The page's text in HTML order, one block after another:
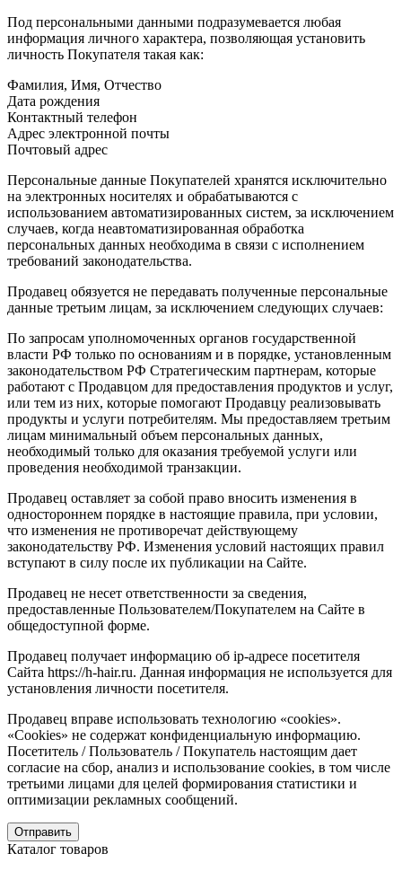
Под персональными данными подразумевается любая
информация личного характера, позволяющая установить
личность Покупателя такая как:
Фамилия, Имя, Отчество
Дата рождения
Контактный телефон
Адрес электронной почты
Почтовый адрес
Персональные данные Покупателей хранятся исключительно
на электронных носителях и обрабатываются с
использованием автоматизированных систем, за исключением
случаев, когда неавтоматизированная обработка
персональных данных необходима в связи с исполнением
требований законодательства.
Продавец обязуется не передавать полученные персональные
данные третьим лицам, за исключением следующих случаев:
По запросам уполномоченных органов государственной
власти РФ только по основаниям и в порядке, установленным
законодательством РФ Стратегическим партнерам, которые
работают с Продавцом для предоставления продуктов и услуг,
или тем из них, которые помогают Продавцу реализовывать
продукты и услуги потребителям. Мы предоставляем третьим
лицам минимальный объем персональных данных,
необходимый только для оказания требуемой услуги или
проведения необходимой транзакции.
Продавец оставляет за собой право вносить изменения в
одностороннем порядке в настоящие правила, при условии,
что изменения не противоречат действующему
законодательству РФ. Изменения условий настоящих правил
вступают в силу после их публикации на Сайте.
Продавец не несет ответственности за сведения,
предоставленные Пользователем/Покупателем на Сайте в
общедоступной форме.
Продавец получает информацию об ip-адресе посетителя
Сайта https://h-hair.ru. Данная информация не используется для
установления личности посетителя.
Продавец вправе использовать технологию «cookies».
«Cookies» не содержат конфиденциальную информацию.
Посетитель / Пользователь / Покупатель настоящим дает
согласие на сбор, анализ и использование cookies, в том числе
третьими лицами для целей формирования статистики и
оптимизации рекламных сообщений.
Отправить
Каталог товаров